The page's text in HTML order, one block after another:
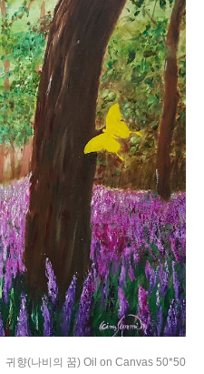
귀향(나비의 꿈) Oil on Canvas 50*50